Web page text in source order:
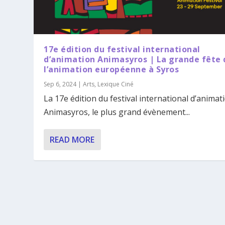
17e édition du festival international
d’animation Animasyros | La grande fête
l’animation européenne à Syros
Sep 6, 2024|Arts, Lexique Ciné
La 17e édition du festival international
Animasyros, le plus grand évènement...
READ MORE